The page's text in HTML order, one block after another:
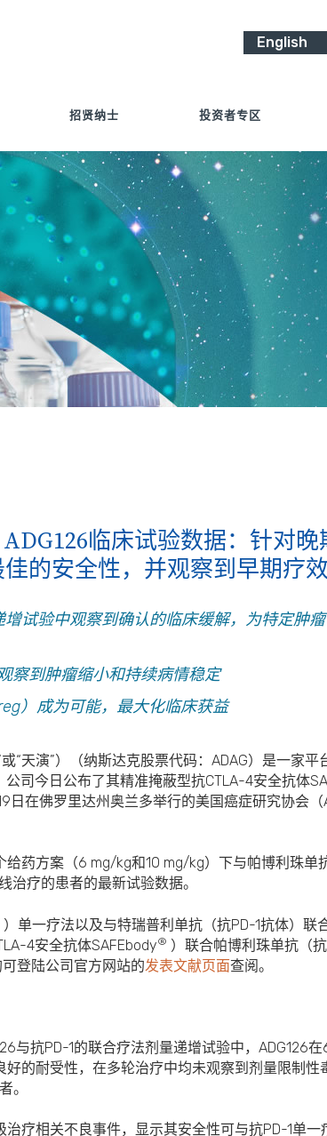
English
招贤纳士 投资者专区
临床试验数据：针对晚
的安全性，并观察到早期疗效
试验中观察到确认的临床缓解，为特定肿
察到肿瘤缩小和持续病情稳定
）成为可能，最大化临床获益
“天演”）（纳斯达克股票代码：ADAG）是一家平
司今日公布了其精准掩蔽型抗CTLA-4安全抗体
在佛罗里达州奥兰多举行的美国癌症研究协会（
给药方案（6 mg/kg和10 mg/kg）下与帕博利珠单
治疗的患者的最新试验数据。
）单一疗法以及与特瑞普利单抗（抗PD-1抗体）联
4安全抗体SAFEbody® ）联合帕博利珠单抗（
登陆公司官方网站的发表文献页面查阅。
与抗PD-1的联合疗法剂量递增试验中，ADG126
的耐受性，在多轮治疗中均未观察到剂量限制性
。
疗相关不良事件，显示其安全性可与抗PD-1单一